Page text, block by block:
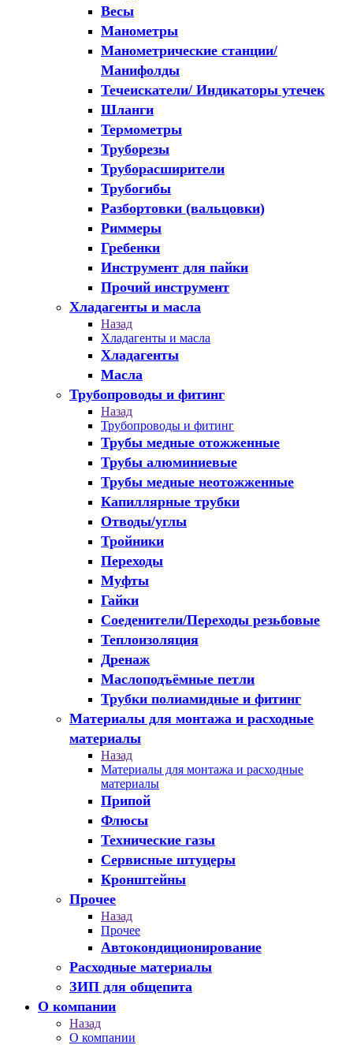
Весы
Манометры
Манометрические станции/
Манифолды
Течеискатели/ Индикаторы утечек
Шланги
Термометры
Труборезы
Труборасширители
Трубогибы
Разбортовки (вальцовки)
Риммеры
Гребенки
Инструмент для пайки
Прочий инструмент
Хладагенты и масла
Назад
Хладагенты и масла
Хладагенты
Масла
Трубопроводы и фитинг
Назад
Трубопроводы и фитинг
Трубы медные отожженные
Трубы алюминиевые
Трубы медные неотожженные
Капиллярные трубки
Отводы/углы
Тройники
Переходы
Муфты
Гайки
Соеденители/Переходы резьбовые
Теплоизоляция
Дренаж
Маслоподъёмные петли
Трубки полиамидные и фитинг
Материалы для монтажа и расходные
материалы
Назад
Материалы для монтажа и расходные
материалы
Припой
Флюсы
Технические газы
Сервисные штуцеры
Кронштейны
Прочее
Назад
Прочее
Автокондиционирование
Расходные материалы
ЗИП для общепита
О компании
Назад
О компании